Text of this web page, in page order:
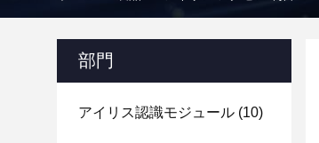
部門
アイリス認識モジュール (10)